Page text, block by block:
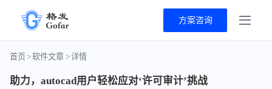
方案咨询
首页>软件文章 >详情
助力，autocad用户轻松应对‘许可审计’挑战